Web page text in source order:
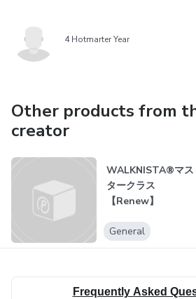
4 Hotmarter Year
Other products from
creator
WALKNISTA®マス
タークラス
【Renew】
General
Frequently Asked